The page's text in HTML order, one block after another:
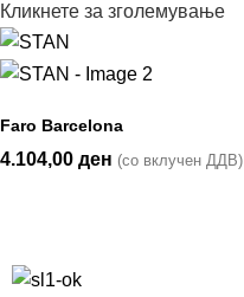
Кликнете за зголемување
Faro Barcelona
4.104,00 ден (со вклучен ДДВ)